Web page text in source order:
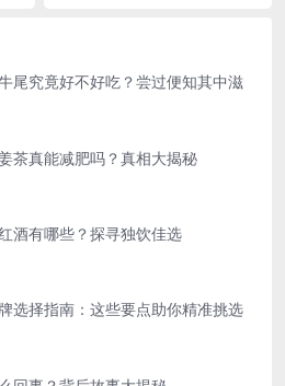
尾究竟好不好吃？尝过便知其中滋
茶真能减肥吗？真相大揭秘
酒有哪些？探寻独饮佳选
选择指南：这些要点助你精准挑选